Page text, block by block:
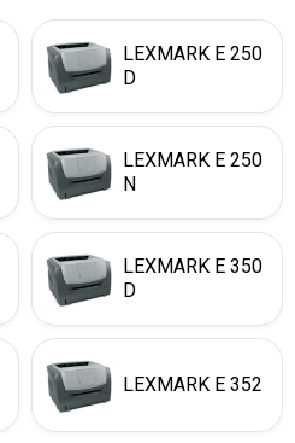
LEXMARK E 250
D
LEXMARK E 250
N
LEXMARK E 350
D
LEXMARK E 352